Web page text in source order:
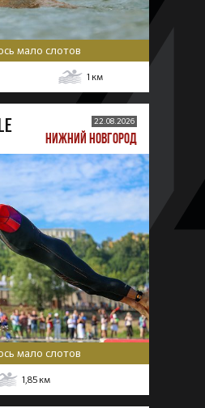
мало слотов
1 км
22.08.2026
НИЖНИЙ НОВГОРОД
мало слотов
1,85 км